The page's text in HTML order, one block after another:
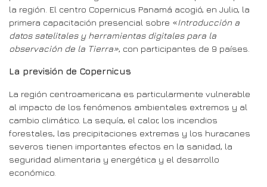
la región. El centro Copernicus Panamá acogió, en Julio, la
primera capacitación presencial sobre «Introducción a
datos satelitales y herramientas digitales para la
observación de la Tierra», con participantes de 9 países.
La previsión de Copernicus
La región centroamericana es particularmente vulnerable
al impacto de los fenómenos ambientales extremos y al
cambio climático. La sequía, el calor, los incendios
forestales, las precipitaciones extremas y los huracanes
severos tienen importantes efectos en la sanidad, la
seguridad alimentaria y energética y el desarrollo
económico.